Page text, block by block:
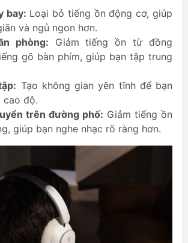
bay: Loại bỏ tiếng ồn động cơ, giúp
và ngủ ngon hơn.
phòng: Giảm tiếng ồn từ đồng
gõ bàn phím, giúp bạn tập trung
Tạo không gian yên tĩnh để bạn
cao độ.
trên đường phố: Giảm tiếng ồn
giúp bạn nghe nhạc rõ ràng hơn.